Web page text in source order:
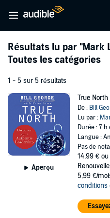
Résultats lu par "Mark
Toutes les catégories
1 - 5 sur 5 résultats
Aperçu
True North
De : Bill
Lu par :
Durée : 7
Langue :
Pas de
14,99 € ou
5,99 €/
conditions